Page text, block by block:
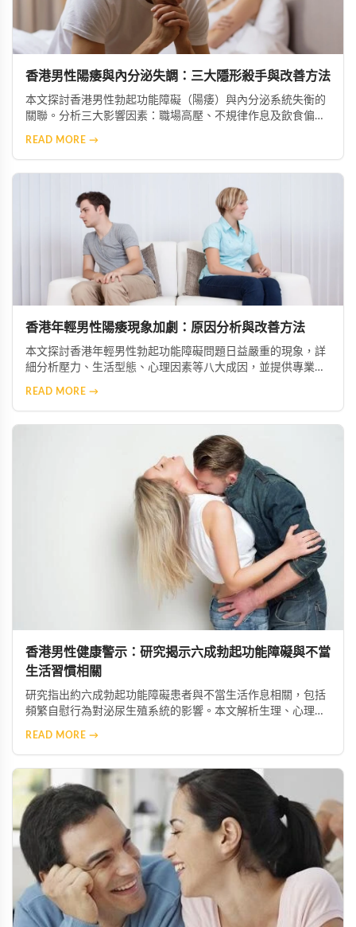
香港男性陽痿與內分泌失調：三大隱形殺手與改善方法
本文探討香港男性勃起功能障礙（陽痿）與內分泌系統失衡的
關聯。分析三大影響因素：職場高壓、不規律作息及飲食偏差
衡，重拾自信與健康生活。
READ MORE →
香港年輕男性陽痿現象加劇：原因分析與改善方法
本文探討香港年輕男性勃起功能障礙問題日益嚴重的現象，詳
細分析壓力、生活型態、心理因素等八大成因，並提供專業建
READ MORE →
香港男性健康警示：研究揭示六成勃起功能障礙與不當
生活習慣相關
研究指出約六成勃起功能障礙患者與不當生活作息相關，包括
頻繁自慰行為對泌尿生殖系統的影響。本文解析生理、心理及
READ MORE →